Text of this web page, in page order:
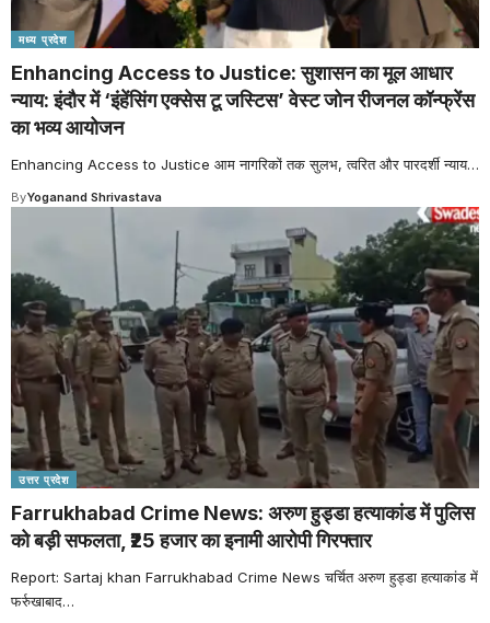
मध्य प्रदेश
Enhancing Access to Justice: सुशासन का मूल आधार
न्याय: इंदौर में ‘इंहेंसिंग एक्सेस टू जस्टिस’ वेस्ट जोन रीजनल कॉन्फ्रेंस
का भव्य आयोजन
Enhancing Access to Justice आम नागरिकों तक सुलभ, त्वरित और पारदर्शी न्याय…
ByYoganand Shrivastava
उत्तर प्रदेश
Farrukhabad Crime News: अरुण हुड्डा हत्याकांड में पुलिस
को बड़ी सफलता, ₹25 हजार का इनामी आरोपी गिरफ्तार
Report: Sartaj khan Farrukhabad Crime News चर्चित अरुण हुड्डा हत्याकांड में
फर्रुखाबाद…